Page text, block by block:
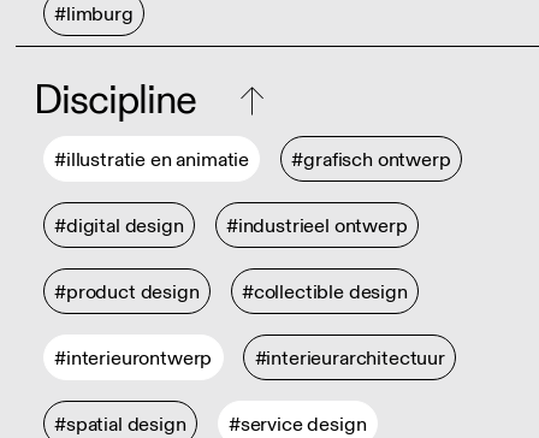
#limburg
Discipline
#illustratie en animatie #grafisch ontwerp
#digital design #industrieel ontwerp
#product design #collectible design
#interieurontwerp #interieurarchitectuur
#spatial design #service design